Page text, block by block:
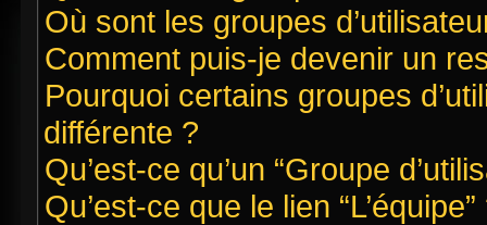
Où sont les groupes
Comment puis-je devenir un
Pourquoi certains groupes
différente ?
Qu’est-ce qu’un “Groupe
Qu’est-ce que le lien “L’équipe”